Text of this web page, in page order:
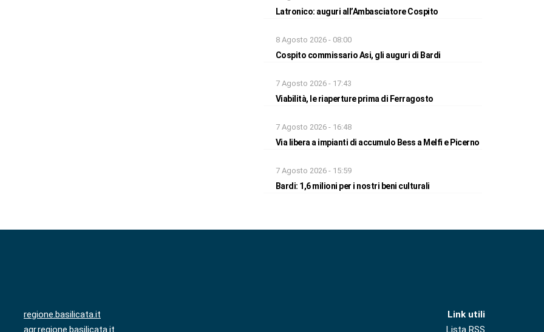
Latronico: auguri all’Ambasciatore Cospito
8 Agosto 2026 - 08:00
Cospito commissario Asi, gli auguri di Bardi
7 Agosto 2026 - 17:43
Viabilità, le riaperture prima di Ferragosto
7 Agosto 2026 - 16:48
Via libera a impianti di accumulo Bess a Melfi e Picerno
7 Agosto 2026 - 15:59
Bardi: 1,6 milioni per i nostri beni culturali
regione.basilicata.it
agr.regione.basilicata.it
Link utili
Lista RSS